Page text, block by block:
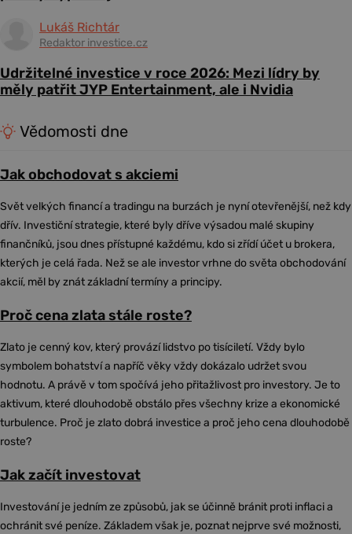
Lukáš Richtár
Redaktor investice.cz
Udržitelné investice v roce 2026: Mezi lídry by
měly patřit JYP Entertainment, ale i Nvidia
Vědomosti dne
Jak obchodovat s akciemi
Svět velkých financí a tradingu na burzách je nyní otevřenější, než kdy
dřív. Investiční strategie, které byly dříve výsadou malé skupiny
finančníků, jsou dnes přístupné každému, kdo si zřídí účet u brokera,
kterých je celá řada. Než se ale investor vrhne do světa obchodování
akcií, měl by znát základní termíny a principy.
Proč cena zlata stále roste?
Zlato je cenný kov, který provází lidstvo po tisíciletí. Vždy bylo
symbolem bohatství a napříč věky vždy dokázalo udržet svou
hodnotu. A právě v tom spočívá jeho přitažlivost pro investory. Je to
aktivum, které dlouhodobě obstálo přes všechny krize a ekonomické
turbulence. Proč je zlato dobrá investice a proč jeho cena dlouhodobě
roste?
Jak začít investovat
Investování je jedním ze způsobů, jak se účinně bránit proti inflaci a
ochránit své peníze. Základem však je, poznat nejprve své možnosti,